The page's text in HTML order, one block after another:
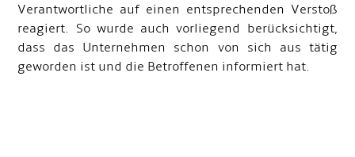
Verantwortliche auf einen entsprechenden Verstoß
reagiert. So wurde auch vorliegend berücksichtigt,
dass das Unternehmen schon von sich aus tätig
geworden ist und die Betroffenen informiert hat.